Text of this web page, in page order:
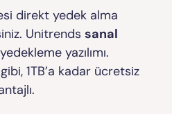
direkt yedek alma
Unitrends sanal
yazılımı.
1TB’a kadar ücretsiz